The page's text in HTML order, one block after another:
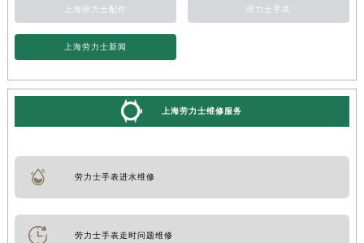
上海劳力士配件 劳力士手表
上海劳力士新闻
上海劳力士维修服务
劳力士手表进水维修
劳力士手表走时问题维修